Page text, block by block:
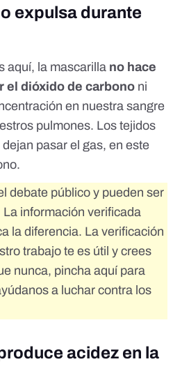
expulsa durante
aquí, la mascarilla no hace
el dióxido de carbono ni
en nuestra sangre
pulmones. Los tejidos
pasar el gas, en este
debate público y pueden ser
información verificada
la diferencia. La verificación
trabajo te es útil y crees
nunca, pincha aquí para
a luchar contra los
acidez en la